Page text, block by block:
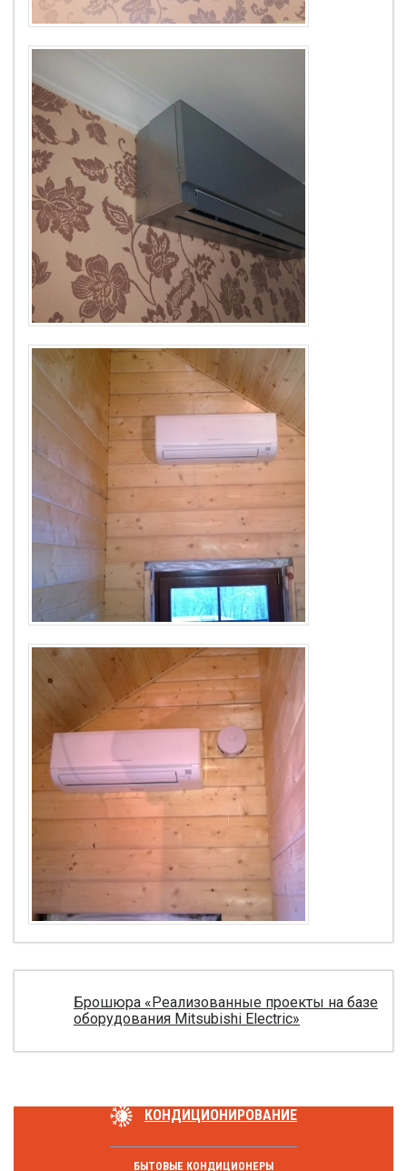
Брошюра «Реализованные проекты на базе
оборудования Mitsubishi Electric»
КОНДИЦИОНИРОВАНИЕ
БЫТОВЫЕ КОНДИЦИОНЕРЫ